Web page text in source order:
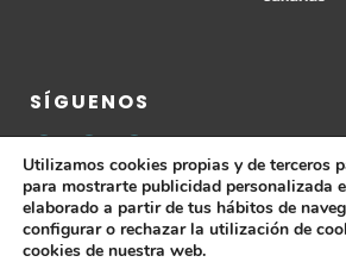
SÍGUENOS
Utilizamos cookies propias y de terceros
para mostrarte publicidad personalizada
elaborado a partir de tus hábitos de
configurar o rechazar la utilización de
cookies de nuestra web.